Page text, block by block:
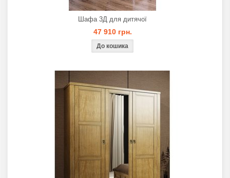
Шафа 3Д для дитячої
47 910 грн.